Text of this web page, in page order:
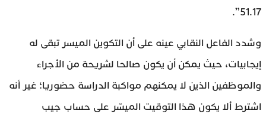
51.17”.
وشدد الفاعل النقابي عينه على أن التكوين الميسر تبقى له
إيجابيات، حيث يمكن أن يكون صالحا لشريحة من الأجراء
والموظفين الذين لا يمكنهم مواكبة الدراسة حضوريا؛ غير أنه
اشترط ألا يكون هذا التوقيت الميسّر على حساب جيب